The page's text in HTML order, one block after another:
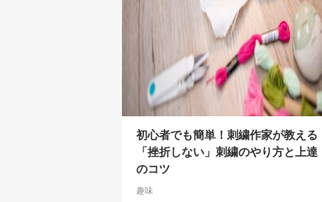
初心者でも簡単！刺繍作家が教える
「挫折しない」刺繍のやり方と上達
のコツ
趣味